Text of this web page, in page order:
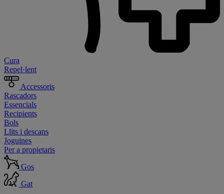
Cura
Repel·lent
Accessoris
Rascadors
Essencials
Recipients
Bols
Llits i descans
Joguines
Per a propietaris
Gos
Gat